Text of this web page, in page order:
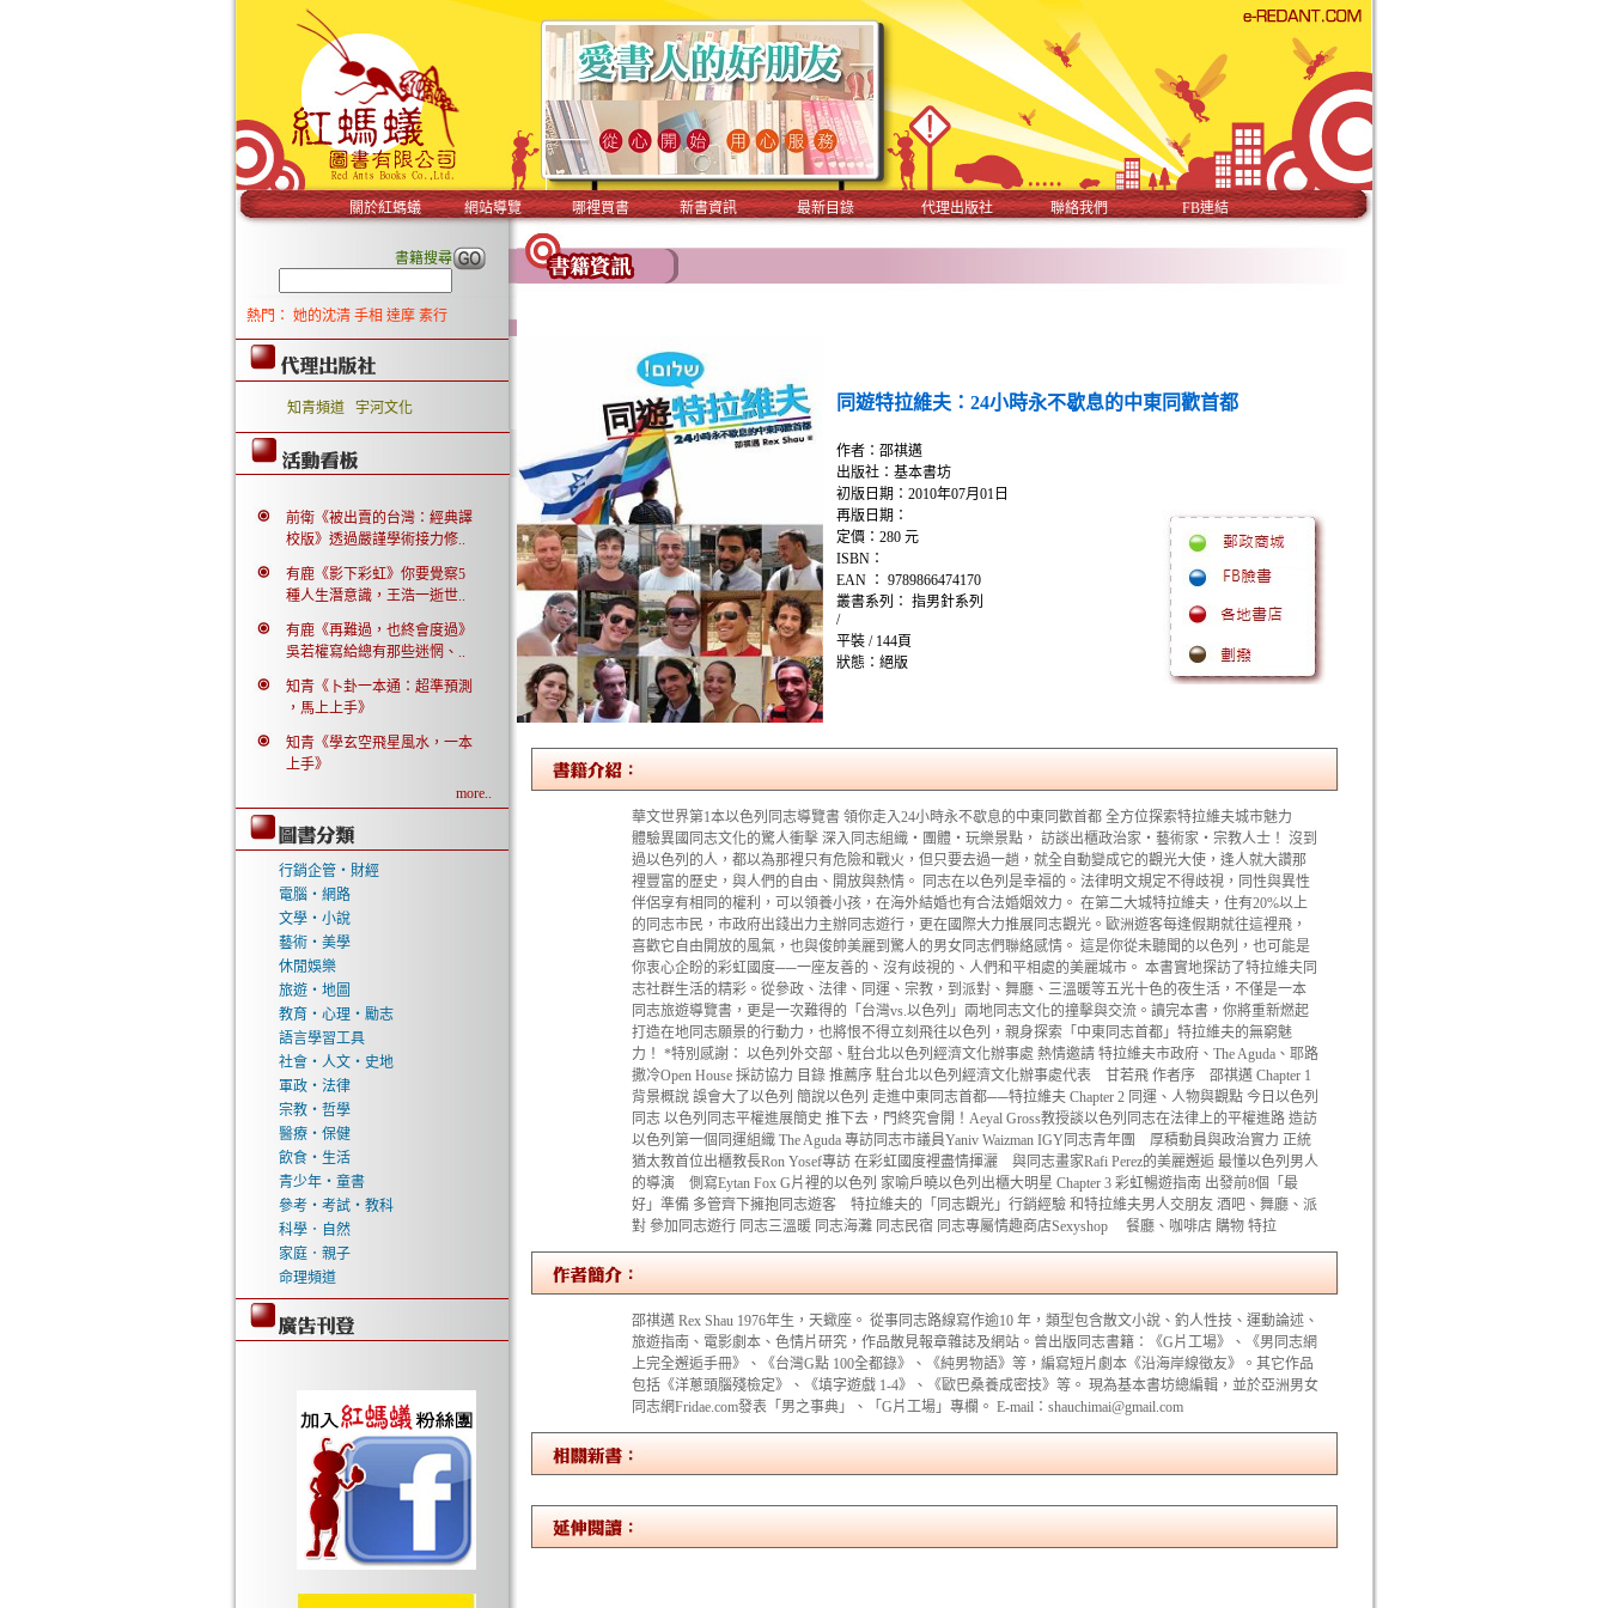
關於紅螞蟻 網站導覽 哪裡買書 新書資訊 最新目錄 代理出版社 聯絡我們 FB連結
書籍搜尋
熱門： 她的沈清 手相 達摩 素行
知青頻道 宇河文化
前衛《被出賣的台灣：經典譯
校版》透過嚴謹學術接力修..
有鹿《影下彩虹》你要覺察5
種人生潛意識，王浩一逝世..
有鹿《再難過，也終會度過》
吳若權寫給總有那些迷惘、..
知青《卜卦一本通：超準預測
，馬上上手》
知青《學玄空飛星風水，一本
上手》
more..
行銷企管‧財經
電腦‧網路
文學‧小說
藝術‧美學
休閒娛樂
旅遊‧地圖
教育‧心理‧勵志
語言學習工具
社會‧人文‧史地
軍政‧法律
宗教‧哲學
醫療‧保健
飲食‧生活
青少年‧童書
參考‧考試‧教科
科學．自然
家庭．親子
命理頻道
同遊特拉維夫：24小時永不歇息的中東同歡首都
作者：邵祺邁
出版社：基本書坊
初版日期：2010年07月01日
再版日期：
定價：280 元
ISBN：
EAN ： 9789866474170
叢書系列： 指男針系列
/
平裝 / 144頁
狀態：絕版
華文世界第1本以色列同志導覽書 領你走入24小時永不歇息的中東同歡首都 全方位探索特拉維夫城市魅力
體驗異國同志文化的驚人衝擊 深入同志組織‧團體‧玩樂景點， 訪談出櫃政治家‧藝術家‧宗教人士！ 沒到
過以色列的人，都以為那裡只有危險和戰火，但只要去過一趟，就全自動變成它的觀光大使，逢人就大讚那
裡豐富的歷史，與人們的自由、開放與熱情。 同志在以色列是幸福的。法律明文規定不得歧視，同性與異性
伴侶享有相同的權利，可以領養小孩，在海外結婚也有合法婚姻效力。 在第二大城特拉維夫，住有20%以上
的同志市民，市政府出錢出力主辦同志遊行，更在國際大力推展同志觀光。歐洲遊客每逢假期就往這裡飛，
喜歡它自由開放的風氣，也與俊帥美麗到驚人的男女同志們聯絡感情。 這是你從未聽聞的以色列，也可能是
你衷心企盼的彩虹國度──一座友善的、沒有歧視的、人們和平相處的美麗城市。 本書實地探訪了特拉維夫同
志社群生活的精彩。從參政、法律、同運、宗教，到派對、舞廳、三溫暖等五光十色的夜生活，不僅是一本
同志旅遊導覽書，更是一次難得的「台灣vs.以色列」兩地同志文化的撞擊與交流。讀完本書，你將重新燃起
打造在地同志願景的行動力，也將恨不得立刻飛往以色列，親身探索「中東同志首都」特拉維夫的無窮魅
力！ *特別感謝： 以色列外交部、駐台北以色列經濟文化辦事處 熱情邀請 特拉維夫市政府、The Aguda、耶路
撒冷Open House 採訪協力 目錄 推薦序 駐台北以色列經濟文化辦事處代表 甘若飛 作者序 邵祺邁 Chapter 1
背景概說 誤會大了以色列 簡說以色列 走進中東同志首都──特拉維夫 Chapter 2 同運、人物與觀點 今日以色列
同志 以色列同志平權進展簡史 推下去，門終究會開！Aeyal Gross教授談以色列同志在法律上的平權進路 造訪
以色列第一個同運組織 The Aguda 專訪同志市議員Yaniv Waizman IGY同志青年團 厚積動員與政治實力 正統
猶太教首位出櫃教長Ron Yosef專訪 在彩虹國度裡盡情揮灑 與同志畫家Rafi Perez的美麗邂逅 最懂以色列男人
的導演 側寫Eytan Fox G片裡的以色列 家喻戶曉以色列出櫃大明星 Chapter 3 彩虹暢遊指南 出發前8個「最
好」準備 多管齊下擁抱同志遊客 特拉維夫的「同志觀光」行銷經驗 和特拉維夫男人交朋友 酒吧、舞廳、派
對 參加同志遊行 同志三溫暖 同志海灘 同志民宿 同志專屬情趣商店Sexyshop 餐廳、咖啡店 購物 特拉
邵祺邁 Rex Shau 1976年生，天蠍座。 從事同志路線寫作逾10 年，類型包含散文小說、釣人性技、運動論述、
旅遊指南、電影劇本、色情片研究，作品散見報章雜誌及網站。曾出版同志書籍：《G片工場》、《男同志網
上完全邂逅手冊》、《台灣G點 100全都錄》、《純男物語》等，編寫短片劇本《沿海岸線徵友》。其它作品
包括《洋蔥頭腦殘檢定》、《填字遊戲 1-4》、《歐巴桑養成密技》等。 現為基本書坊總編輯，並於亞洲男女
同志網Fridae.com發表「男之事典」、「G片工場」專欄。 E-mail：shauchimai@gmail.com